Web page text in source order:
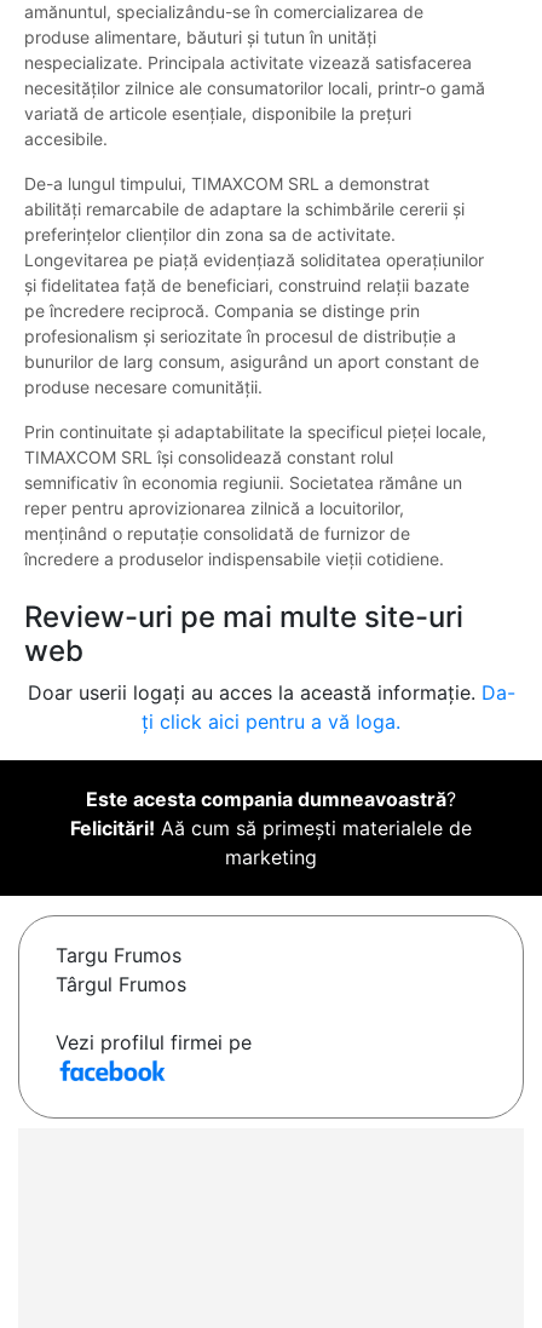
amănuntul, specializându-se în comercializarea de
produse alimentare, băuturi și tutun în unități
nespecializate. Principala activitate vizează satisfacerea
necesităților zilnice ale consumatorilor locali, printr-o gamă
variată de articole esențiale, disponibile la prețuri
accesibile.
De-a lungul timpului, TIMAXCOM SRL a demonstrat
abilități remarcabile de adaptare la schimbările cererii și
preferințelor clienților din zona sa de activitate.
Longevitarea pe piață evidențiază soliditatea operațiunilor
și fidelitatea față de beneficiari, construind relații bazate
pe încredere reciprocă. Compania se distinge prin
profesionalism și seriozitate în procesul de distribuție a
bunurilor de larg consum, asigurând un aport constant de
produse necesare comunității.
Prin continuitate și adaptabilitate la specificul pieței locale,
TIMAXCOM SRL își consolidează constant rolul
semnificativ în economia regiunii. Societatea rămâne un
reper pentru aprovizionarea zilnică a locuitorilor,
menținând o reputație consolidată de furnizor de
încredere a produselor indispensabile vieții cotidiene.
Review-uri pe mai multe site-uri
web
Doar userii logați au acces la această informație. Da-
ți click aici pentru a vă loga.
Este acesta compania dumneavoastră?
Felicitări! Aă cum să primești materialele de
marketing
Targu Frumos
Târgul Frumos
Vezi profilul firmei pe